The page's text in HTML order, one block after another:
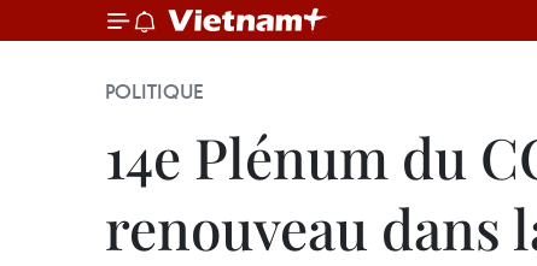
POLITIQUE
14e Plénum du
renouveau dans